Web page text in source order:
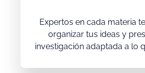
Expertos en cada materia
organizar tus ideas y
investigación adaptada a lo